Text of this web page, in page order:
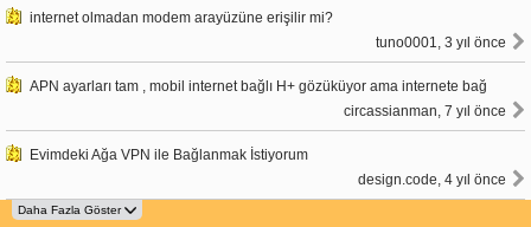
internet olmadan modem arayüzüne erişilir mi?
tuno0001, 3 yıl önce
APN ayarları tam , mobil internet bağlı H+ gözüküyor ama internete bağ
circassianman, 7 yıl önce
Evimdeki Ağa VPN ile Bağlanmak İstiyorum
design.code, 4 yıl önce